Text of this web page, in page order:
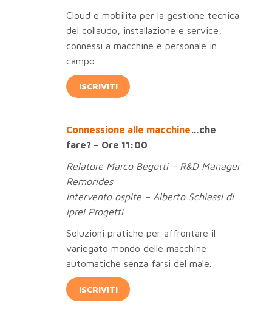
Cloud e mobilità per la gestione tecnica
del collaudo, installazione e service,
connessi a macchine e personale in
campo.
ISCRIVITI
Connessione alle macchine…che
fare? – Ore 11:00
Relatore Marco Begotti – R&D Manager
Remorides
Intervento ospite – Alberto Schiassi di
Iprel Progetti
Soluzioni pratiche per affrontare il
variegato mondo delle macchine
automatiche senza farsi del male.
ISCRIVITI